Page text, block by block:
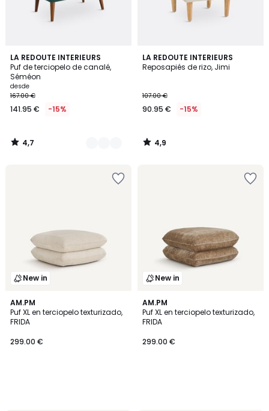
LA REDOUTE INTERIEURS
Puf de terciopelo de canalé,
Séméon
desde
167.00 €
141.95 € -15%
4,7
/ 5
3
Colores
4,7
/
LA REDOUTE INTERIEURS
Reposapiés de rizo, Jimi
107.00 €
90.95 € -15%
4,9
/ 5
4,9
/
New in
AM.PM
Puf XL en terciopelo texturizado,
FRIDA
299.00 €
New in
AM.PM
Puf XL en terciopelo texturizado,
FRIDA
299.00 €